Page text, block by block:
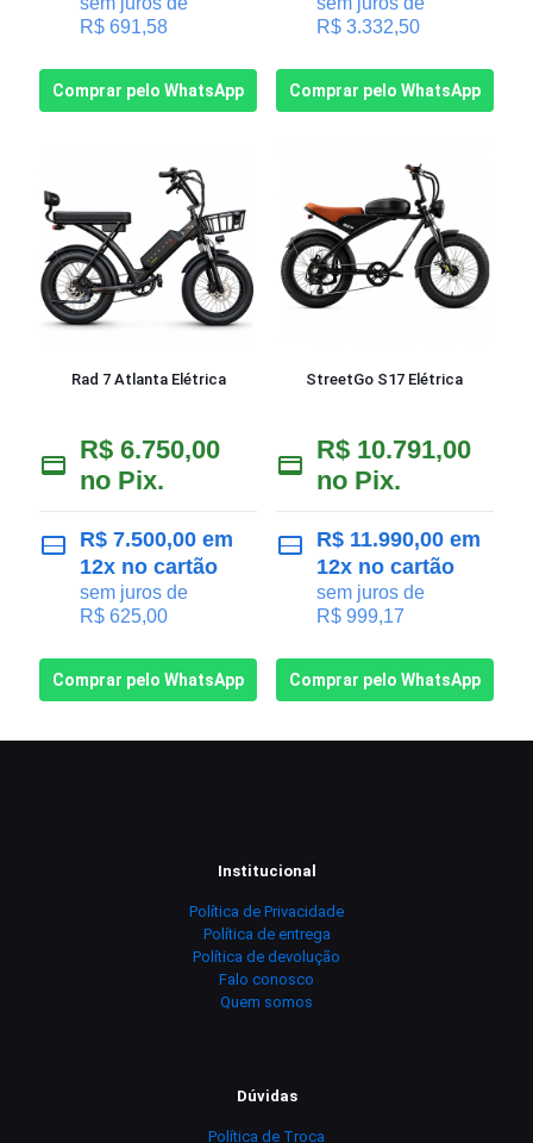
R$ 691,58
Comprar pelo WhatsApp
R$3.332,50
Comprar pelo WhatsApp
Rad 7 Atlanta Elétrica
R$ 6.750,00
no Pix.
R$ 7.500,00 em
12x no cartão
sem juros de
R$ 625,00
Comprar pelo WhatsApp
StreetGo S17 Elétrica
R$10.791,00
no Pix.
R$11.990,00em
12x no cartão
sem juros de
R$999,17
Comprar pelo WhatsApp
Institucional
Política de Privacidade
Política de entrega
Política de devolução
Falo conosco
Quem somos
Dúvidas
Política de Troca